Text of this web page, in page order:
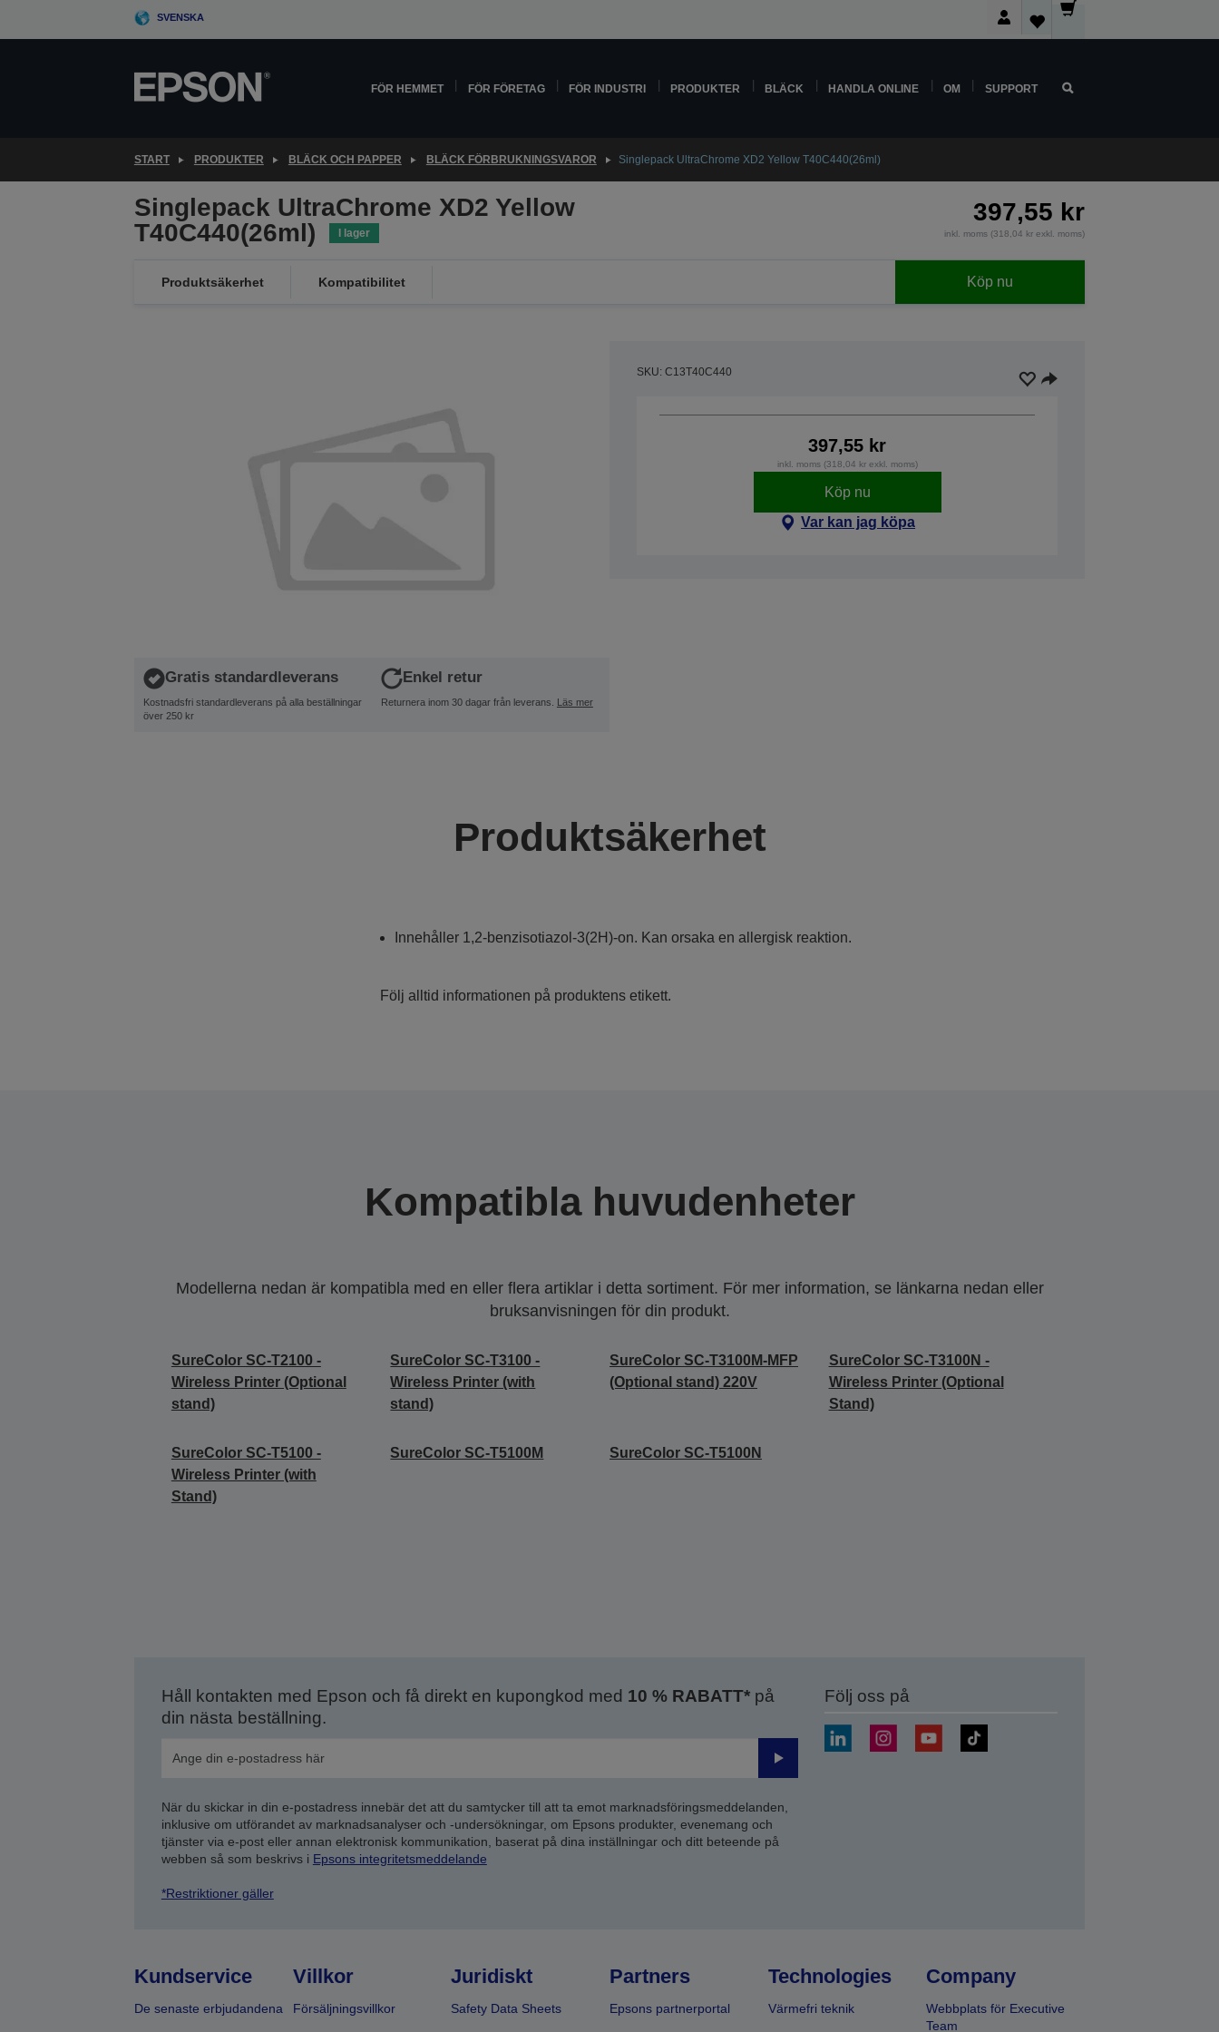
SVENSKA
FÖR HEMMET FÖR FÖRETAG FÖR INDUSTRI PRODUKTER BLÄCK HANDLA ONLINE OM SUPPORT
START PRODUKTER BLÄCK OCH PAPPER BLÄCK FÖRBRUKNINGSVAROR Singlepack UltraChrome XD2 Yellow T40C440(26ml)
Singlepack UltraChrome XD2 Yellow
T40C440(26ml)
I lager
397,55 kr
inkl. moms (318,04 kr exkl. moms)
Produktsäkerhet Kompatibilitet Köp nu
Gratis standardleverans
Kostnadsfri standardleverans på alla beställningar
över 250 kr
Enkel retur
Returnera inom 30 dagar från leverans. Läs mer
SKU: C13T40C440
397,55 kr
inkl. moms (318,04 kr exkl. moms)
Köp nu
Var kan jag köpa
Produktsäkerhet
Innehåller 1,2-benzisotiazol-3(2H)-on. Kan orsaka en allergisk reaktion.
Följ alltid informationen på produktens etikett.
Kompatibla huvudenheter
Modellerna nedan är kompatibla med en eller flera artiklar i detta sortiment. För mer information, se länkarna nedan eller
bruksanvisningen för din produkt.
SureColor SC-T2100 -
Wireless Printer (Optional
stand)
SureColor SC-T3100 -
Wireless Printer (with
stand)
SureColor SC-T3100M-MFP
(Optional stand) 220V
SureColor SC-T3100N -
Wireless Printer (Optional
Stand)
SureColor SC-T5100 -
Wireless Printer (with
Stand)
SureColor SC-T5100M SureColor SC-T5100N
Håll kontakten med Epson och få direkt en kupongkod med 10 % RABATT*på
din nästa beställning.
Skicka
När du skickar in din e-postadress innebär det att du samtycker till att ta emot marknadsföringsmeddelanden,
inklusive om utförandet av marknadsanalyser och -undersökningar, om Epsons produkter, evenemang och
tjänster via e-post eller annan elektronisk kommunikation, baserat på dina inställningar och ditt beteende på
webben så som beskrivs i Epsons integritetsmeddelande
*Restriktioner gäller
Följ oss på
Kundservice
De senaste erbjudandena
Villkor
Försäljningsvillkor
Juridiskt
Safety Data Sheets
Partners
Epsons partnerportal
Technologies
Värmefri teknik
Company
Webbplats för Executive
Team